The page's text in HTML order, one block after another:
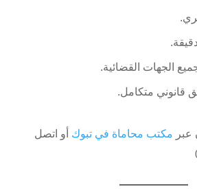
الجهات القضائية.
قانوني متكامل.
عبر مكتب محاماة في تبوك أو اتصل